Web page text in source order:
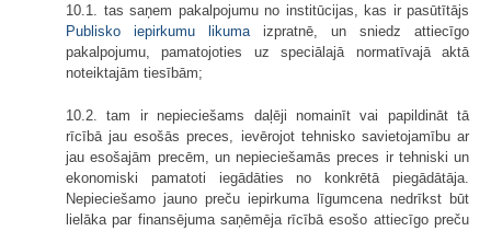
10.1. tas saņem pakalpojumu no institūcijas, kas ir pasūtītājs
Publisko iepirkumu likuma izpratnē, un sniedz attiecīgo
pakalpojumu, pamatojoties uz speciālajā normatīvajā aktā
noteiktajām tiesībām;
10.2. tam ir nepieciešams daļēji nomainīt vai papildināt tā
rīcībā jau esošās preces, ievērojot tehnisko savietojamību ar
jau esošajām precēm, un nepieciešamās preces ir tehniski un
ekonomiski pamatoti iegādāties no konkrētā piegādātāja.
Nepieciešamo jauno preču iepirkuma līgumcena nedrīkst būt
lielāka par finansējuma saņēmēja rīcībā esošo attiecīgo preču